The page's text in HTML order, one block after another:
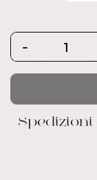
Quantity
-
Spedizioni